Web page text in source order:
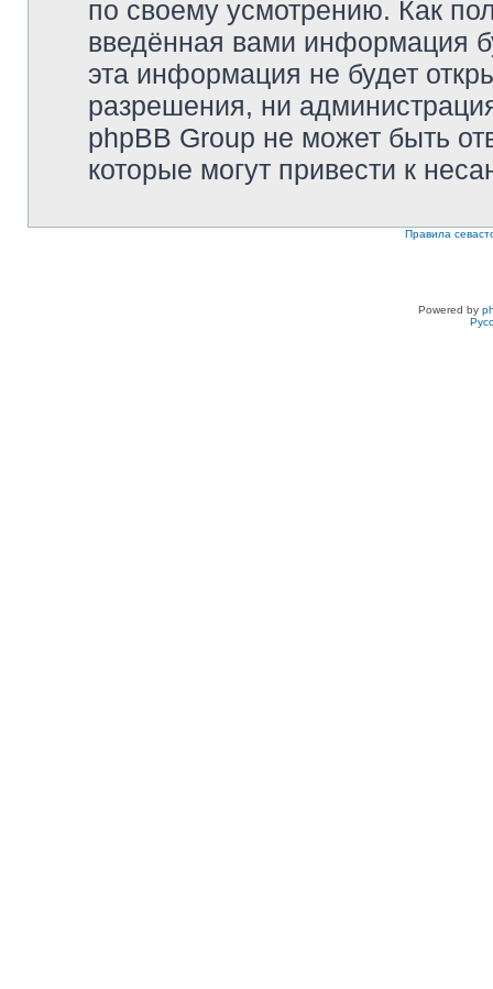
по своему усмотрению. Как
введённая вами информация
эта информация не будет
разрешения, ни
phpBB Group не может быть
которые могут привести к
Правила
Powered by